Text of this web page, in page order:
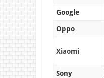
Google
Oppo
Xiaomi
Sony